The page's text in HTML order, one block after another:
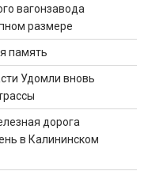
вагонзавода
размере
память
Удомли вновь
дорога
в Калининском